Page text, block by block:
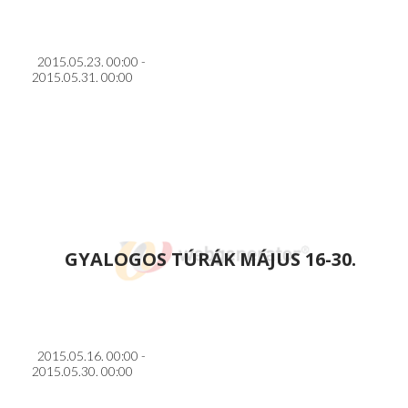
2015.05.23. 00:00 -
2015.05.31. 00:00
GYALOGOS TÚRÁK MÁJUS 16-30.
2015.05.16. 00:00 -
2015.05.30. 00:00